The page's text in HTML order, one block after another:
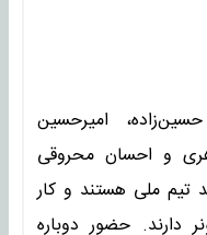
امیرحسین
و احسان محروقی
تیم ملی هستند و کار
دارند. حضور دوباره